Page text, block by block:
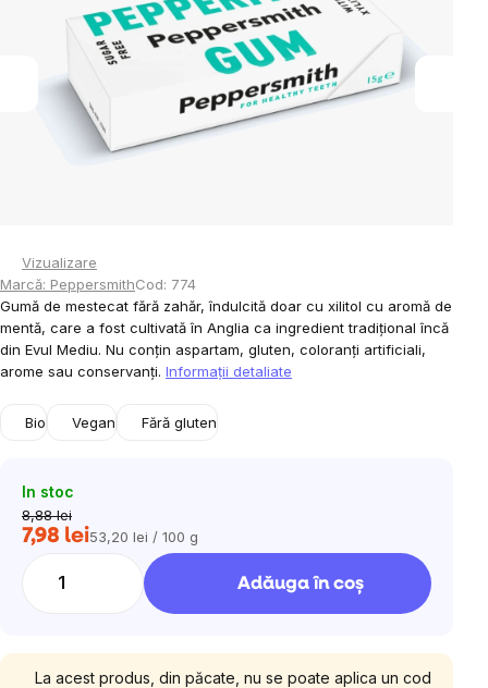
5
stele.
Vizualizare
Marcă: PeppersmithCod: 774
Gumă de mestecat fără zahăr, îndulcită doar cu xilitol cu aromă de
mentă, care a fost cultivată în Anglia ca ingredient tradițional încă
din Evul Mediu. Nu conțin aspartam, gluten, coloranți artificiali,
arome sau conservanți. Informaţii detaliate
Bio Vegan Fără gluten
In stoc
8,88 lei
7,98 leiEvaluare
53,20 lei / 100 g
Adăuga în coş
La acest produs, din păcate, nu se poate aplica un cod